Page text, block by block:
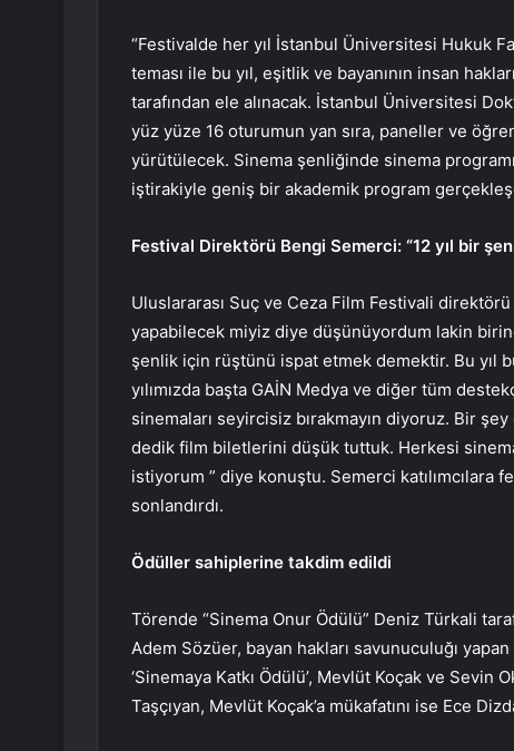
“Festivalde her yıl İstanbul Üniversitesi Hukuk
teması ile bu yıl, eşitlik ve bayanının insan
tarafından ele alınacak. İstanbul Üniversitesi
yüz yüze 16 oturumun yan sıra, paneller ve
yürütülecek. Sinema şenliğinde sinema
iştirakiyle geniş bir akademik program
Festival Direktörü Bengi Semerci: “12 yıl bir
Uluslararası Suç ve Ceza Film Festivali
yapabilecek miyiz diye düşünüyordum lakin
şenlik için rüştünü ispat etmek demektir. Bu yıl
yılımızda başta GAİN Medya ve diğer tüm
sinemaları seyircisiz bırakmayın diyoruz. Bir şey
dedik film biletlerini düşük tuttuk. Herkesi
istiyorum ” diye konuştu. Semerci katılımcılara
sonlandırdı.
Ödüller sahiplerine takdim edildi
Törende “Sinema Onur Ödülü” Deniz Türkali
Adem Sözüer, bayan hakları savunuculuğı
‘Sinemaya Katkı Ödülü’, Mevlüt Koçak ve Sevin
Taşçıyan, Mevlüt Koçak’a mükafatını ise Ece